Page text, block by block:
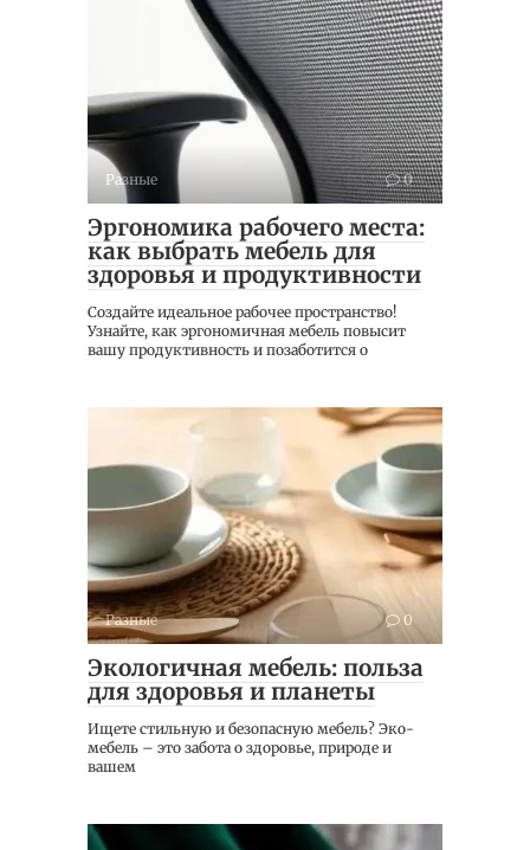
Разные 0
Эргономика рабочего места:
как выбрать мебель для
здоровья и продуктивности
Создайте идеальное рабочее пространство!
Узнайте, как эргономичная мебель повысит
вашу продуктивность и позаботится о
Разные 0
Экологичная мебель: польза
для здоровья и планеты
Ищете стильную и безопасную мебель? Эко-
мебель – это забота о здоровье, природе и
вашем